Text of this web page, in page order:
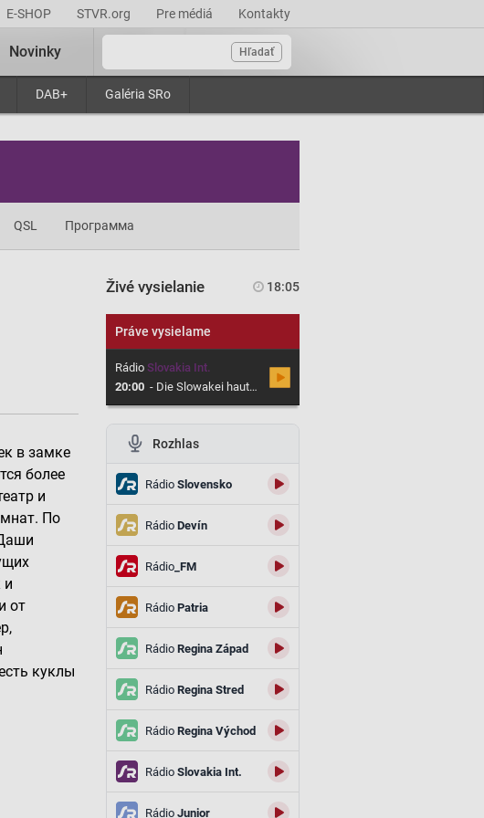
E-SHOP STVR.org Pre médiá Kontakty
Hľadať
DAB+ Galéria SRo
Novinky
QSL Программа
в замке
более
и
По
и
от
куклы
Živé vysielanie 18:05
Práve vysielame
RádioSlovakia Int.
20:00 - Die Slowakei hautnah, Magazin über die Slowakei in deutscher Sprache
Rozhlas
RádioSlovensko
RádioDevín
Rádio_FM
RádioPatria
RádioRegina Západ
RádioRegina Stred
RádioRegina Východ
RádioSlovakia Int.
RádioJunior